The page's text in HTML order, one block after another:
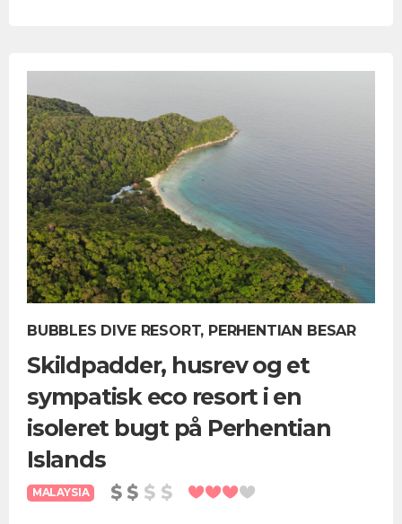
BUBBLES DIVE RESORT, PERHENTIAN BESAR
Skildpadder, husrev og et
sympatisk eco resort i en
isoleret bugt på Perhentian
Islands
MALAYSIA